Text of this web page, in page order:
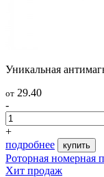
Уникальная
от 29.40
-
+
подробнее
купить
Роторная номерная
Хит продаж